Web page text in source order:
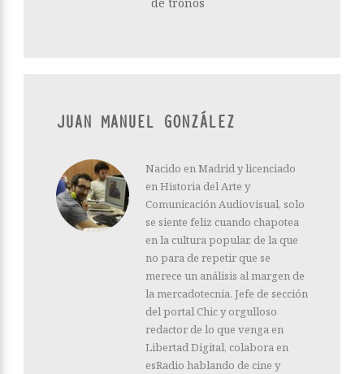
de tronos
JUAN MANUEL GONZÁLEZ
Nacido en Madrid y licenciado
en Historia del Arte y
Comunicación Audiovisual, solo
se siente feliz cuando chapotea
en la cultura popular, de la que
no para de repetir que se
merece un análisis al margen de
la mercadotecnia. Jefe de sección
del portal Chic y orgulloso
redactor de lo que venga en
Libertad Digital, colabora en
esRadio hablando de cine y